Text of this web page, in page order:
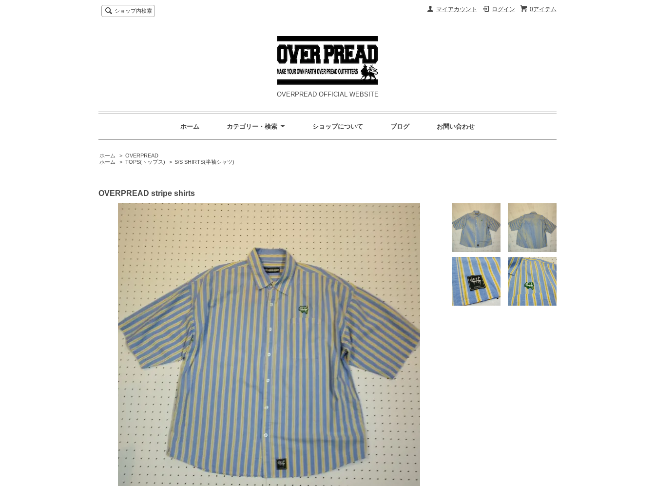
0アイテム
ログイン
マイアカウント
ショップ内検索
OVERPREAD OFFICIAL WEBSITE
ホーム カテゴリー・検索 ショップについて ブログ お問い合わせ
ホーム > OVERPREAD
ホーム
> TOPS(トップス) > S/S SHIRTS(半袖シャツ)
OVERPREAD stripe shirts